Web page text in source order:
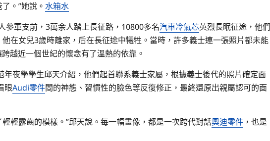
。”她說。 水箱水
參軍支前，3萬余人踏上長征路，10800多名汽車冷氣芯英烈長眠征途，他們
在女兒3歲時離家，后在長征途中犧牲。當時，許多義士連一張照片都未能
越近一個世紀的懷念有了溫熱的依靠。
夜學學生邱天介紹，他們起首聯系義士家屬，根據義士後代的照片確定面
眼Audi零件間的神態、習慣性的臉色等反復修正，最終還原出親屬認可的面
輕輕露齒的模樣。”邱天說。每一幅畫像，都是一次跨代對話奧迪零件 ，也是